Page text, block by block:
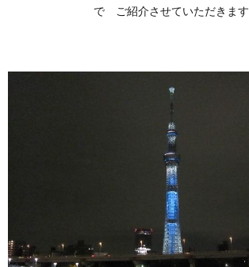
で ご紹介させていただきます